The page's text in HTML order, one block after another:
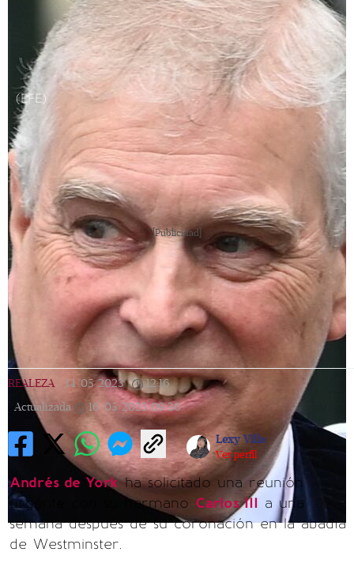
(EFE)
[Publicidad]
REALEZA 14/05/2023 | 12:16 |
Actualizada
16/05/2023 09:36
Lexy Villa
Ver perfil
Andrés de Yorkha solicitado una reunión
urgente con su hermano Carlos III a una
semana después de su coronación en la abadía
de Westminster.